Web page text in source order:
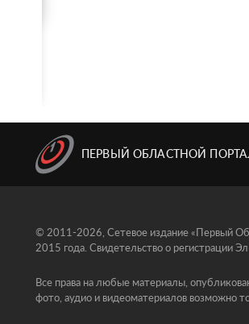
ПЕРВЫЙ ОБЛАСТНОЙ
© 2011-2026, Сетевое издание «Первый
2015 года. Свидетельство о регистрации
Все права на любые материалы,
фото, аудио и видеоматериалов возможно